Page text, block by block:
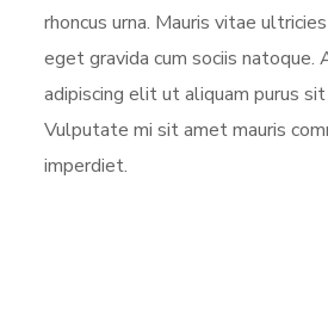
rhoncus urna. Mauris vitae
eget gravida cum sociis
adipiscing elit ut aliquam purus
Vulputate mi sit amet mauris
imperdiet.